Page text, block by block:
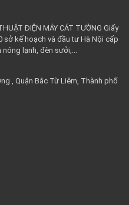
ĐIỆN MÁY CÁT TƯỜNG Giấy
kế hoạch và đầu tư Hà Nội cấp
lạnh, đèn sưởi,...
, Quận Bắc Từ Liêm, Thành phố